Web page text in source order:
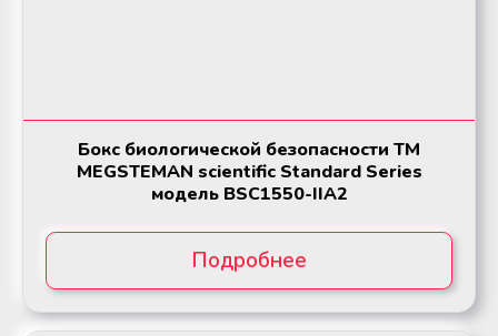
Бокс биологической безопасности ТМ
MEGSTEMAN scientific Standard Series
модель BSC1550-IIA2
Подробнее